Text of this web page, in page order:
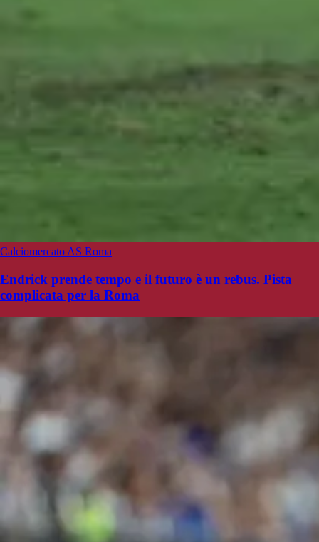
Calciomercato AS Roma
Endrick prende tempo e il futuro è un rebus. Pista
complicata per la Roma